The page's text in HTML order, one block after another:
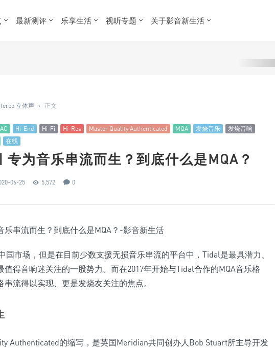
最新测评 乐享生活 视听专题 关于影音新生活
立体声 › 正文
Hi-End Hi-Fi Hi-Res Master Quality Authenticated MQA 发烧音乐
发烧音响
在线
为音乐串流而生？到底什么是MQA？
06-25 5,572 0
国市场，但是在目前少数支援无损音乐串流的平台中，Tidal是最具潜力、
值得音响迷关注的一股势力。而在2017年开始与Tidal合作的MQA音乐格
流得以实现、更是发烧友关注的焦点。
Authenticated的缩写，是英国Meridian共同创办人Bob Stuart所主导开发